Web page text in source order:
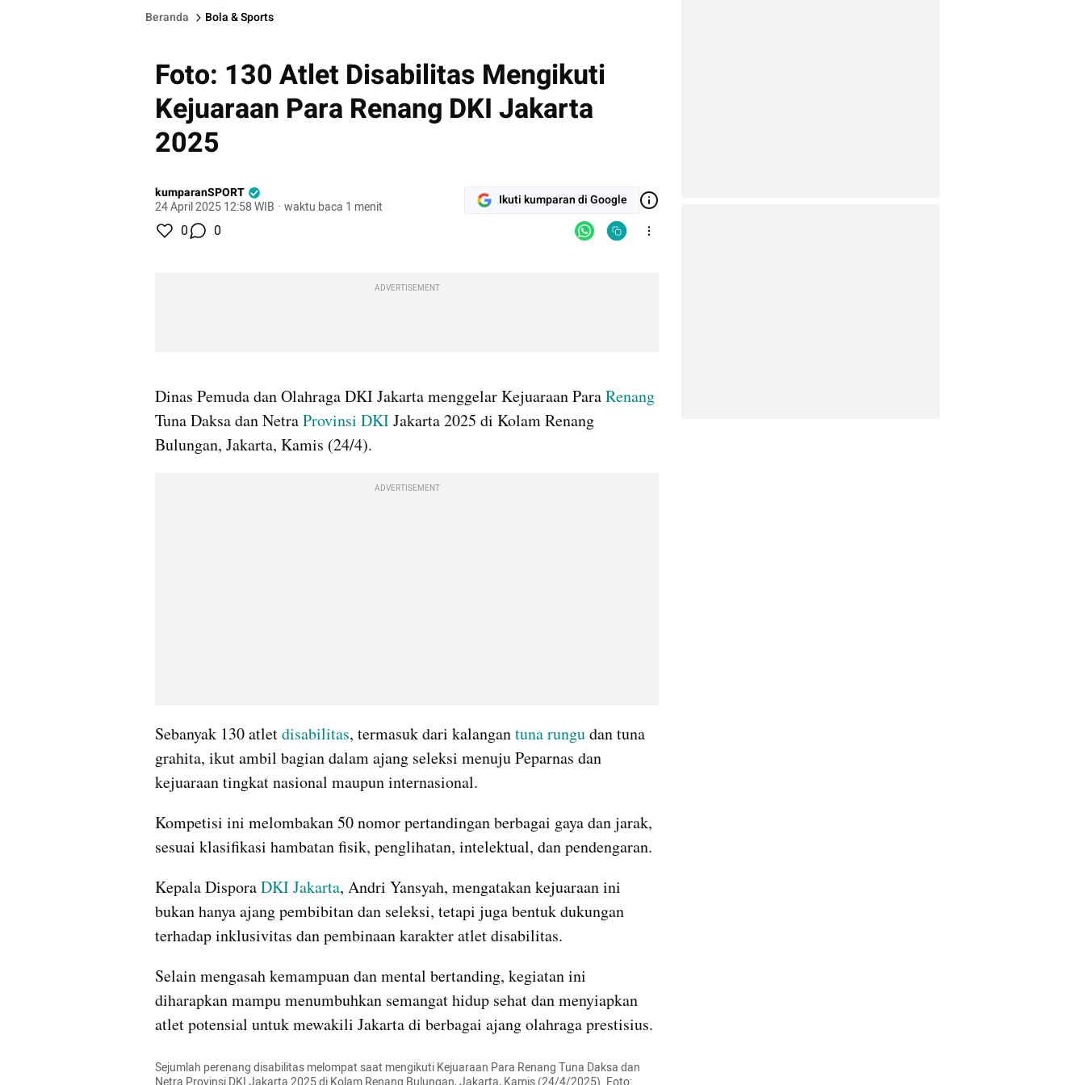
Beranda Bola & Sports
Foto: 130 Atlet Disabilitas Mengikuti
Kejuaraan Para Renang DKI Jakarta
2025
kumparanSPORT
24 April 2025 12:58 WIB · waktu baca 1 menit Ikuti kumparan di Google
0 0
ADVERTISEMENT
Dinas Pemuda dan Olahraga DKI Jakarta menggelar Kejuaraan Para Renang
Tuna Daksa dan Netra Provinsi DKI Jakarta 2025 di Kolam Renang
Bulungan, Jakarta, Kamis (24/4).
ADVERTISEMENT
Sebanyak 130 atlet disabilitas, termasuk dari kalangan tuna rungu dan tuna
grahita, ikut ambil bagian dalam ajang seleksi menuju Peparnas dan
kejuaraan tingkat nasional maupun internasional.
Kompetisi ini melombakan 50 nomor pertandingan berbagai gaya dan jarak,
sesuai klasifikasi hambatan fisik, penglihatan, intelektual, dan pendengaran.
Kepala Dispora DKI Jakarta, Andri Yansyah, mengatakan kejuaraan ini
bukan hanya ajang pembibitan dan seleksi, tetapi juga bentuk dukungan
terhadap inklusivitas dan pembinaan karakter atlet disabilitas.
Selain mengasah kemampuan dan mental bertanding, kegiatan ini
diharapkan mampu menumbuhkan semangat hidup sehat dan menyiapkan
atlet potensial untuk mewakili Jakarta di berbagai ajang olahraga prestisius.
Sejumlah perenang disabilitas melompat saat mengikuti Kejuaraan Para Renang Tuna Daksa dan